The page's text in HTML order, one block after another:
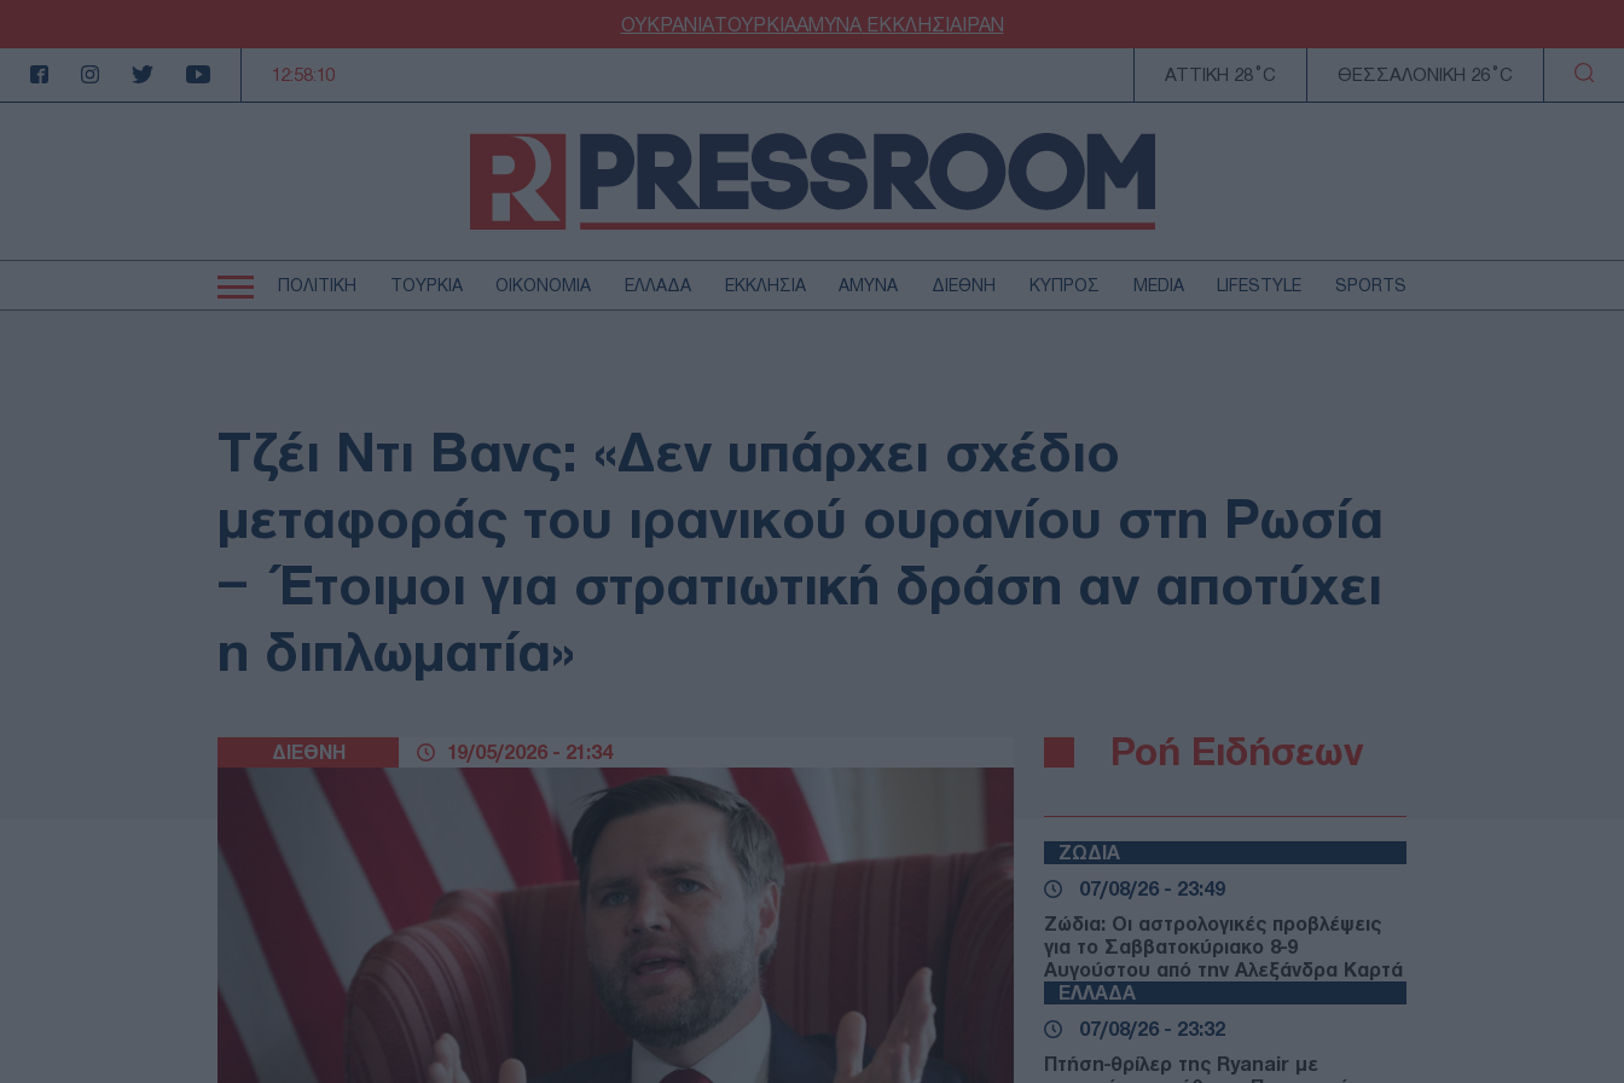
ΟΥΚΡΑΝΙΑΤΟΥΡΚΙΑΑΜΥΝΑΕΚΚΛΗΣΙΑΙΡΑΝ
12:58:10 ΑΤΤΙΚΗ 28°C ΘΕΣΣΑΛΟΝΙΚΗ 26°C
ΠΟΛΙΤΙΚΗ ΤΟΥΡΚΙΑ ΟΙΚΟΝΟΜΙΑ ΕΛΛΑΔΑ ΕΚΚΛΗΣΙΑ ΑΜΥΝΑ ΔΙΕΘΝΗ ΚΥΠΡΟΣ MEDIA LIFESTYLE SPORTS
AUTO - MOTO
ΓΑΣΤΡΟΝΟΜΙΑ ΥΓΕΙΑ
ΑΡΘΡΟΓΡΑΦΙΑ
Τζέι Ντι Βανς: «Δεν υπάρχει σχέδιο
μεταφοράς του ιρανικού ουρανίου στη Ρωσία
– Έτοιμοι για στρατιωτική δράση αν αποτύχει
η διπλωματία»
ΔΙΕΘΝΗ 19/05/2026 - 21:34 Ροή Ειδήσεων
ΖΩΔΙΑ
07/08/26 - 23:49
Ζώδια: Οι αστρολογικές προβλέψεις
για το Σαββατοκύριακο 8-9
Αυγούστου από την Αλεξάνδρα Καρτά
ΕΛΛΑΔΑ
07/08/26 - 23:32
Πτήση-θρίλερ της Ryanair με